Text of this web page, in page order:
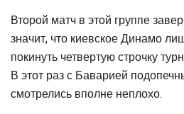
Второй матч в этой группе
значит, что киевское Динамо
покинуть четвертую строчку
В этот раз с Баварией
смотрелись вполне неплохо.